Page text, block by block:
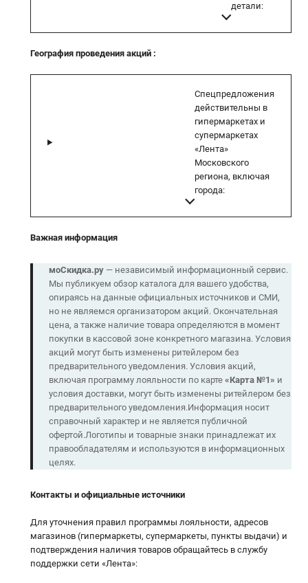
детали:
География проведения акций :
Спецпредложения
действительны в
гипермаркетах и
супермаркетах
«Лента»
Московского
региона, включая
города:
Важная информация
моСкидка.ру— независимый информационный сервис.
Мы публикуем обзор каталога для вашего удобства,
опираясь на данные официальных источников и СМИ,
но не являемся организатором акций. Окончательная
цена, а также наличие товара определяются в момент
покупки в кассовой зоне конкретного магазина. Условия
акций могут быть изменены ритейлером без
предварительного уведомления. Условия акций,
включая программу лояльности по карте «Карта №1» и
условия доставки, могут быть изменены ритейлером без
предварительного уведомления.Информация носит
справочный характер и не является публичной
офертой.Логотипы и товарные знаки принадлежат их
правообладателям и используются в информационных
целях.
Контакты и официальные источники
Для уточнения правил программы лояльности, адресов
магазинов (гипермаркеты, супермаркеты, пункты выдачи) и
подтверждения наличия товаров обращайтесь в службу
поддержки сети «Лента»: